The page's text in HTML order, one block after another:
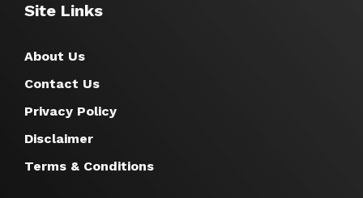
Site Links
About Us
Contact Us
Privacy Policy
Disclaimer
Terms & Conditions